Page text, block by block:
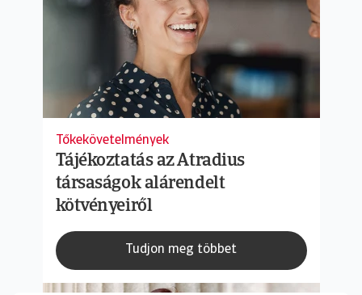
Tőkekövetelmények
Tájékoztatás az Atradius
társaságok alárendelt
kötvényeiről
Tudjon meg többet